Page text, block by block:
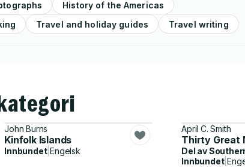
History of the Americas
Travel and holiday guides Travel writing
John Burns
Kinfolk Islands
Innbundet|Engelsk
April C. Smith
Thirty Great
Del av
Innbundet|